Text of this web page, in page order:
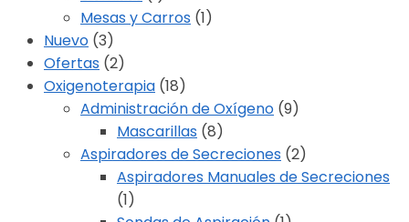
Mesas y Carros (1)
Nuevo (3)
Ofertas (2)
Oxigenoterapia (18)
Administración de Oxígeno (9)
Mascarillas (8)
Aspiradores de Secreciones (2)
Aspiradores Manuales de Secreciones
(1)